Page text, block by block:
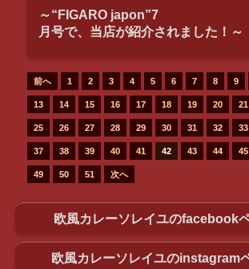
～“FIGARO japon”7
月号で、当店が紹介されました！～
前へ 1 2 3 4 5 6 7 8 9
13 14 15 16 17 18 19 20 21
25 26 27 28 29 30 31 32 33
37 38 39 40 41 42 43 44 45
49 50 51 次へ
欧風カレーソレイユのfacebook
欧風カレーソレイユのinstagram